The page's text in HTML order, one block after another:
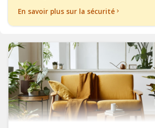
En savoir plus sur la sécurité